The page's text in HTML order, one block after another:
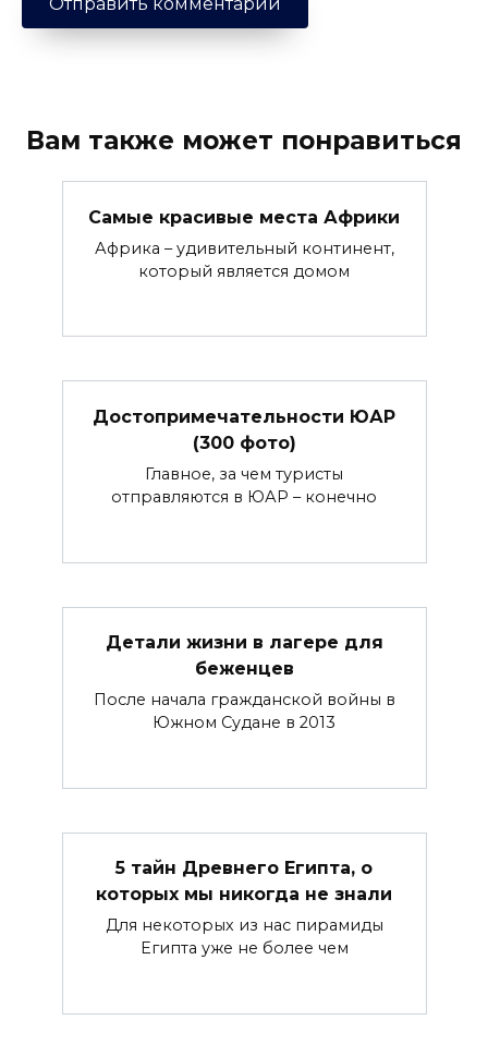
Вам также может понравиться
Самые красивые места Африки
Африка – удивительный континент,
который является домом
Достопримечательности ЮАР
(300 фото)
Главное, за чем туристы
отправляются в ЮАР – конечно
Детали жизни в лагере для
беженцев
После начала гражданской войны в
Южном Судане в 2013
5 тайн Древнего Египта, о
которых мы никогда не знали
Для некоторых из нас пирамиды
Египта уже не более чем